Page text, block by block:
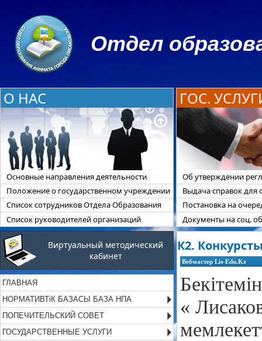
Отдел
О НАС
Основные направления деятельности
Положение о государственном учреждении
Список сотрудников Отдела Образования
Список руководителей организаций
ГОС.
Об утверждении
Выдача справок для
Постановка на
Документы на соц.
Виртуальный методический
кабинет
ГЛАВНАЯ
НОРМАТИВТіК БАЗАСЫ БАЗА НПА
ПОПЕЧИТЕЛЬСКИЙ СОВЕТ
ГОСУДАРСТВЕННЫЕ УСЛУГИ
К2.
Вебмастер Lis-Edu.Kz
«